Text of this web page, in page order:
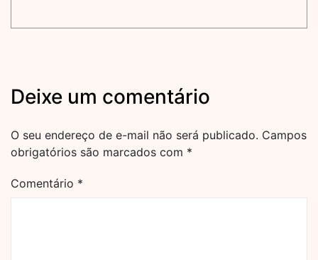
Deixe um comentário
O seu endereço de e-mail não será publicado. Campos
obrigatórios são marcados com *
Comentário *